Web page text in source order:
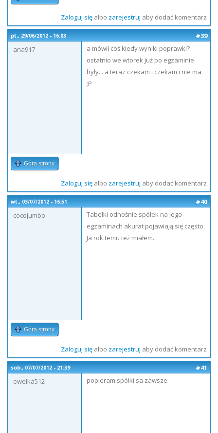
Zaloguj sięalbo zarejestruj aby dodać komentarz
pt., 29/06/2012 - 16:03
#39
ana917
a mówił coś kiedy wyniki poprawki?
ostatnio we wtorek już po egzaminie
były... a teraz czekam i czekam i nie ma
;P
Góra strony
Zaloguj sięalbo zarejestruj aby dodać komentarz
wt., 03/07/2012 - 16:51
#40
cocojumbo
Tabelki odnośnie spółek na jego
egzaminach akurat pojawiają się często.
Ja rok temu też miałem.
Góra strony
Zaloguj sięalbo zarejestruj aby dodać komentarz
sob., 07/07/2012 - 21:39
#41
ewelka512
popieram spółki sa zawsze